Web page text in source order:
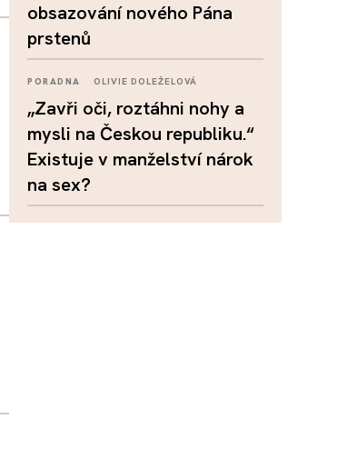
obsazování nového Pána
prstenů
PORADNA OLIVIE DOLEŽELOVÁ
„Zavři oči, roztáhni nohy a
mysli na Českou republiku.“
Existuje v manželství nárok
na sex?